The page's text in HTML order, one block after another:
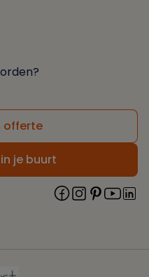
offerte
je buurt